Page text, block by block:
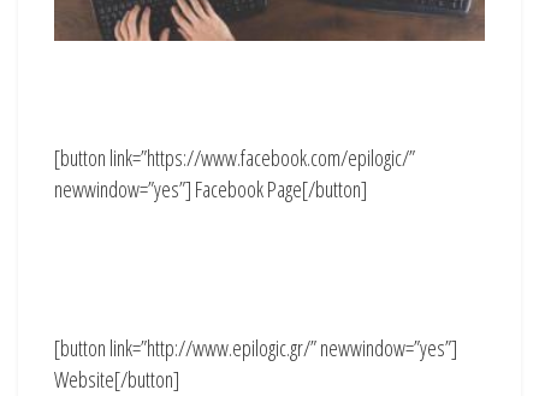
[button link=”https://www.facebook.com/epilogic/”
newwindow=”yes”] Facebook Page[/button]
[button link=”http://www.epilogic.gr/” newwindow=”yes”]
Website[/button]